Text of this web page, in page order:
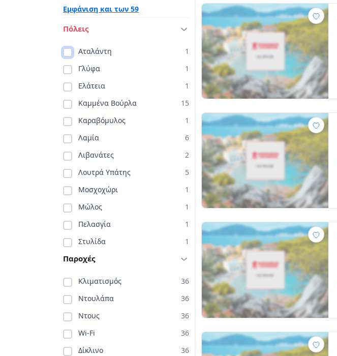
Εμφάνιση και των 59
Πόλεις
Αταλάντη
1
Γλύφα
1
Ελάτεια
1
Καμμένα Βούρλα
15
Καραβόμυλος
1
Λαμία
6
Λιβανάτες
2
Λουτρά Υπάτης
5
Μοσχοχώρι
1
Μώλος
1
Πελασγία
1
Στυλίδα
1
Παροχές
Κλιματισμός
36
Ντουλάπα
36
Ντους
36
Wi-Fi
36
Δίκλινο
36